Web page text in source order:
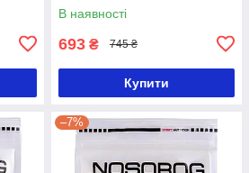
В наявності
693 ₴ 745 ₴
Купити
–7%